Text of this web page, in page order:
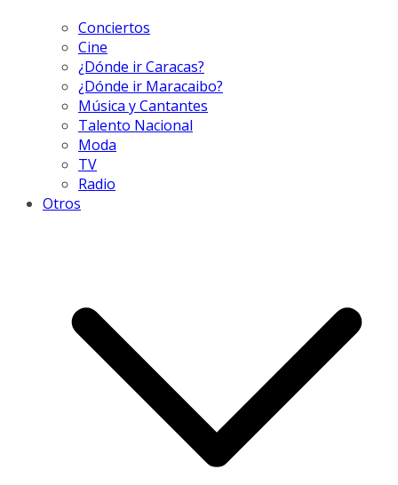
Conciertos
Cine
¿Dónde ir Caracas?
¿Dónde ir Maracaibo?
Música y Cantantes
Talento Nacional
Moda
TV
Radio
Otros